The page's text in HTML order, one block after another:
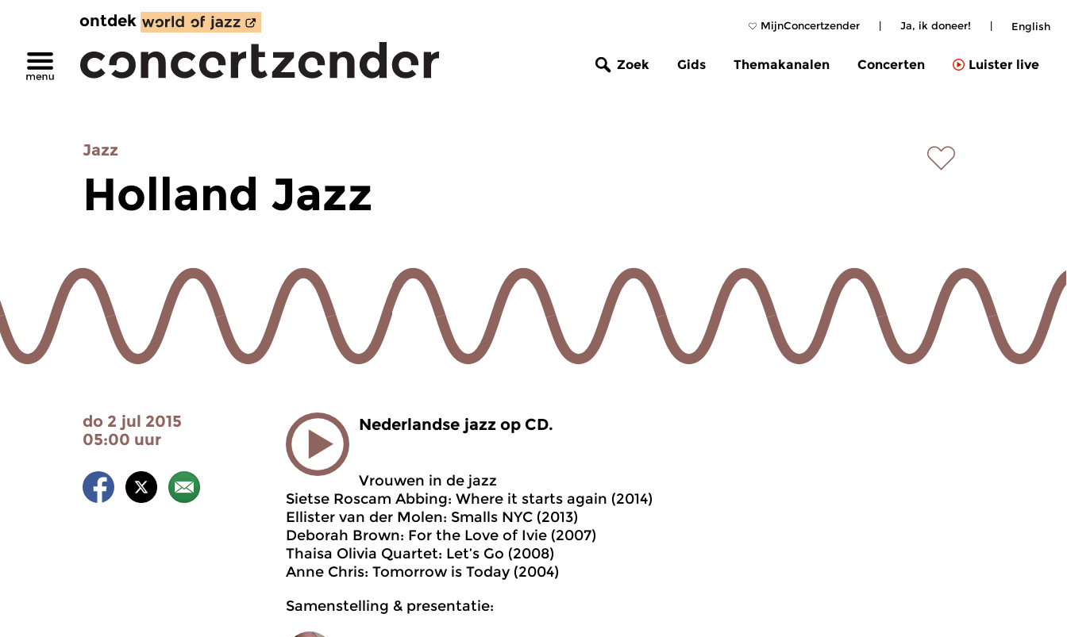
MijnConcertzender | Ja, ik doneer! | English
ontdek
Zoek Gids Themakanalen Concerten Luister live
Jazz
Holland Jazz
do 2 jul 2015
05:00 uur
Nederlandse jazz op CD.
Vrouwen in de jazz
Sietse Roscam Abbing: Where it starts again (2014)
Ellister van der Molen: Smalls NYC (2013)
Deborah Brown: For the Love of Ivie (2007)
Thaisa Olivia Quartet: Let’s Go (2008)
Anne Chris: Tomorrow is Today (2004)
Samenstelling & presentatie: